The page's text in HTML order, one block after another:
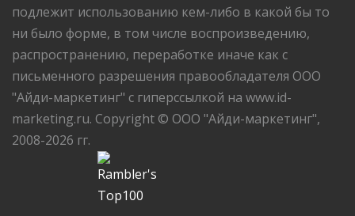
подлежит использованию кем-либо в какой бы то
ни было форме, в том числе воспроизведению,
распространению, переработке иначе как с
письменного разрешения правообладателя ООО
"Айди-маркетинг" с гиперссылкой на www.id-
marketing.ru. Copyright © ООО "Айди-маркетинг",
2008-2026 гг.